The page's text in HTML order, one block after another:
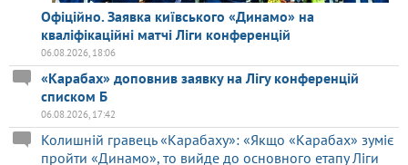
Офіційно. Заявка київського «Динамо» на
кваліфікаційні матчі Ліги конференцій
06.08.2026, 18:06
«Карабах» доповнив заявку на Лігу конференцій
списком Б
06.08.2026, 17:42
Колишній гравець «Карабаху»: «Якщо «Карабах» зуміє
пройти «Динамо», то вийде до основного етапу Ліги